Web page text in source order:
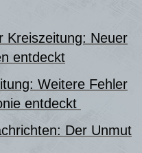
Kreiszeitung: Neuer
entdeckt
Weitere Fehler
entdeckt
Der Unmut